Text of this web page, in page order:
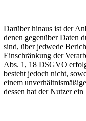
Darüber hinaus ist der
denen gegenüber Daten
sind, über jedwede
Einschränkung der
Abs. 1, 18 DSGVO
besteht jedoch nicht,
einem
dessen hat der Nutzer